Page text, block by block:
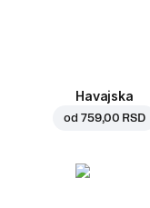
Havajska
od 759,00 RSD